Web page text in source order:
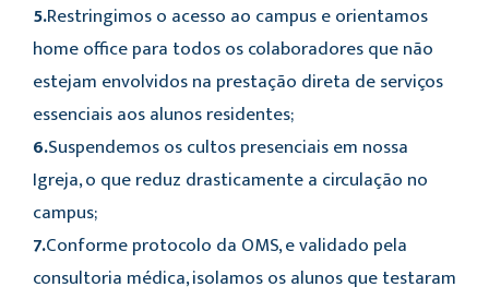
5.Restringimos o acesso ao campus e orientamos
home office para todos os colaboradores que não
estejam envolvidos na prestação direta de serviços
essenciais aos alunos residentes;
6.Suspendemos os cultos presenciais em nossa
Igreja, o que reduz drasticamente a circulação no
campus;
7.Conforme protocolo da OMS, e validado pela
consultoria médica, isolamos os alunos que testaram